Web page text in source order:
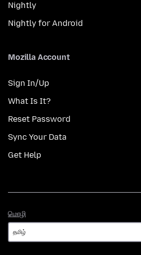
Nightly
Nightly for Android
Mozilla Account
Sign In/Up
What Is It?
Reset Password
Sync Your Data
Get Help
மொழி